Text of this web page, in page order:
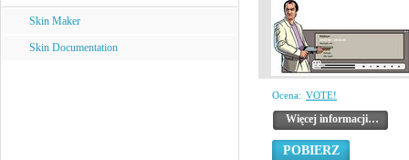
Skin Maker
Skin Documentation
Ocena: VOTE!
Więcej informacji…
POBIERZ